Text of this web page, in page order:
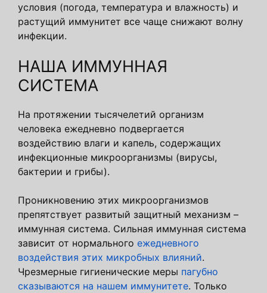
условия (погода, температура и влажность) и
растущий иммунитет все чаще снижают волну
инфекции.
НАША ИММУННАЯ
СИСТЕМА
На протяжении тысячелетий организм
человека ежедневно подвергается
воздействию влаги и капель, содержащих
инфекционные микроорганизмы (вирусы,
бактерии и грибы).
Проникновению этих микроорганизмов
препятствует развитый защитный механизм –
иммунная система. Сильная иммунная система
зависит от нормального ежедневного
воздействия этих микробных влияний.
Чрезмерные гигиенические меры пагубно
сказываются на нашем иммунитете. Только